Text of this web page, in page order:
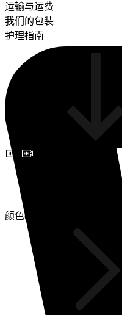
运输与运费
我们的包装
护理指南
颜色(2)